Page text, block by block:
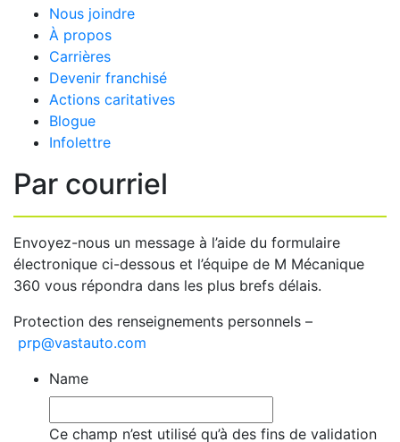
Nous joindre
À propos
Carrières
Devenir franchisé
Actions caritatives
Blogue
Infolettre
Par courriel
Envoyez-nous un message à l’aide du formulaire
électronique ci-dessous et l’équipe de M Mécanique
360 vous répondra dans les plus brefs délais.
Protection des renseignements personnels –
prp@vastauto.com
Name
Ce champ n’est utilisé qu’à des fins de validation